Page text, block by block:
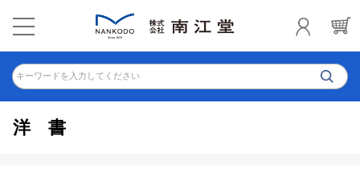
キーワードを入力してください
洋書